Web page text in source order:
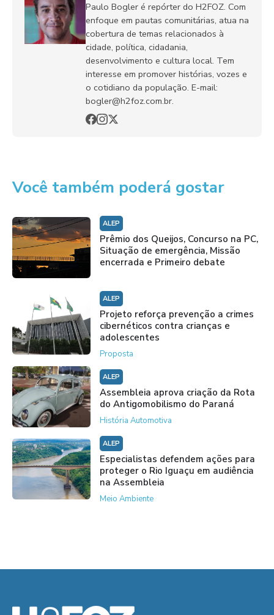
Paulo Bogler é repórter do H2FOZ. Com
enfoque em pautas comunitárias, atua na
cobertura de temas relacionados à
cidade, política, cidadania,
desenvolvimento e cultura local. Tem
interesse em promover histórias, vozes e
o cotidiano da população. E-mail:
bogler@h2foz.com.br.
Você também poderá gostar
ALEP
Prêmio dos Queijos, Concurso na PC,
Situação de emergência, Missão
encerrada e Primeiro debate
ALEP
Projeto reforça prevenção a crimes
cibernéticos contra crianças e
adolescentes
Proposta
ALEP
Assembleia aprova criação da Rota
do Antigomobilismo do Paraná
História Automotiva
ALEP
Especialistas defendem ações para
proteger o Rio Iguaçu em audiência
na Assembleia
Meio Ambiente